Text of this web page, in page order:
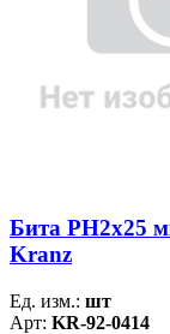
Бита PH2х25
Kranz
Ед. изм.: шт
Арт: KR-92-0414